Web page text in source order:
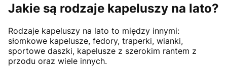
Jakie są rodzaje kapeluszy na lato?
Rodzaje kapeluszy na lato to między innymi:
słomkowe kapelusze, fedory, traperki, wianki,
sportowe daszki, kapelusze z szerokim rantem z
przodu oraz wiele innych.